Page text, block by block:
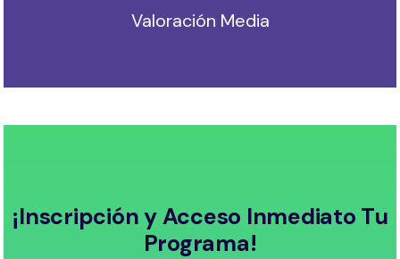
Valoración Media
¡Inscripción y Acceso Inmediato Tu
Programa!